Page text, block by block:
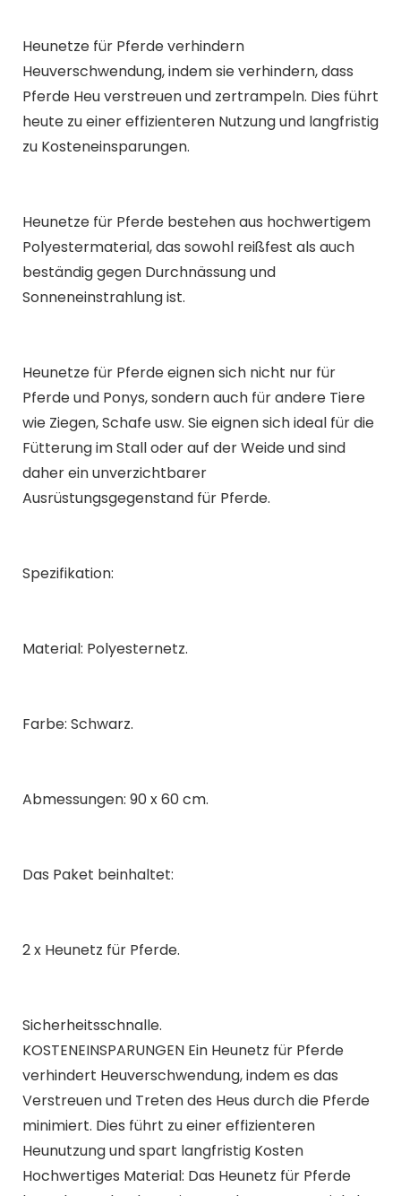
Heunetze für Pferde verhindern
Heuverschwendung, indem sie verhindern, dass
Pferde Heu verstreuen und zertrampeln. Dies führt
heute zu einer effizienteren Nutzung und langfristig
zu Kosteneinsparungen.
Heunetze für Pferde bestehen aus hochwertigem
Polyestermaterial, das sowohl reißfest als auch
beständig gegen Durchnässung und
Sonneneinstrahlung ist.
Heunetze für Pferde eignen sich nicht nur für
Pferde und Ponys, sondern auch für andere Tiere
wie Ziegen, Schafe usw. Sie eignen sich ideal für die
Fütterung im Stall oder auf der Weide und sind
daher ein unverzichtbarer
Ausrüstungsgegenstand für Pferde.
Spezifikation:
Material: Polyesternetz.
Farbe: Schwarz.
Abmessungen: 90 x 60 cm.
Das Paket beinhaltet:
2 x Heunetz für Pferde.
Sicherheitsschnalle.
KOSTENEINSPARUNGEN Ein Heunetz für Pferde
verhindert Heuverschwendung, indem es das
Verstreuen und Treten des Heus durch die Pferde
minimiert. Dies führt zu einer effizienteren
Heunutzung und spart langfristig Kosten
Hochwertiges Material: Das Heunetz für Pferde